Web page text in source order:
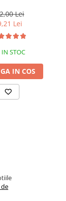
Lei
Lei
IN STOC
IN COS